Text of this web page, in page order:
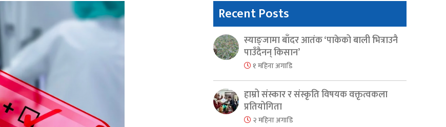
Recent Posts
स्याङ्जामा बाँदर आतंक ‘पाकेको बाली भित्राउनै
पाउँदैनन् किसान’
१ महिना अगाडि
हाम्रो संस्कार र संस्कृति विषयक वक्तृत्वकला
प्रतियोगिता
२ महिना अगाडि